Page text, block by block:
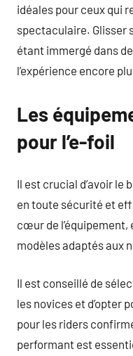
idéales pour ceux qui
spectaculaire. Glisser
étant immergé dans
l’expérience encore
Les
pour l’e-foil
Il est crucial d’avoir le
en toute sécurité et
cœur de l’équipement,
modèles adaptés aux
Il est conseillé de
les novices et d’opter
pour les riders
performant est